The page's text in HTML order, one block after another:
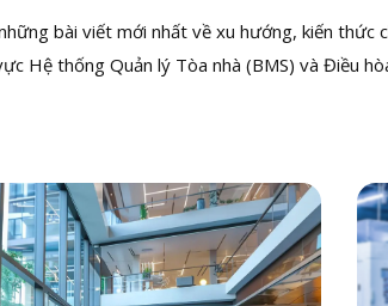
bài viết mới nhất về xu hướng, kiến thức
Hệ thống Quản lý Tòa nhà (BMS) và Điều